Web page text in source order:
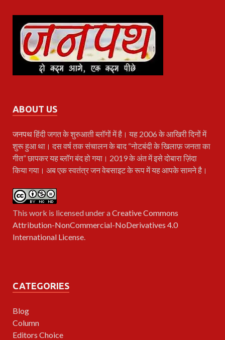
ABOUT US
जनपथहिंदी जगत के शुरुआती ब्लॉगों में है। यह 2006 के आखिरी दिनों में
शुरू हुआ था। दस वर्ष तक संचालन के बाद “नोटबंदी के खिलाफ़ जनता का
गीत” छापकर यह ब्लॉग बंद हो गया। 2019 के अंत में इसे दोबारा ज़िंदा
किया गया। अब एक स्वतंत्र जन वेबसाइट के रूप में यह आपके सामने है।
This work is licensed under aCreative Commons
Attribution-NonCommercial-NoDerivatives 4.0
International License.
CATEGORIES
Blog
Column
Editors Choice